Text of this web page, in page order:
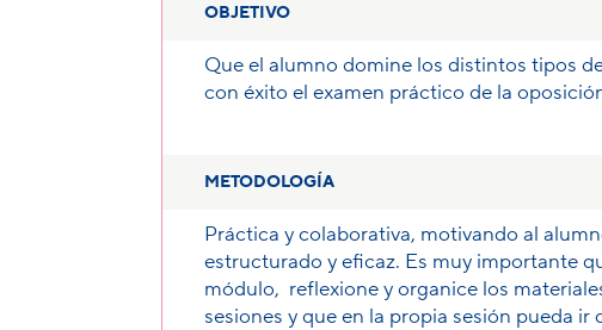
OBJETIVO
Que el alumno domine los distintos tipos
con éxito el examen práctico de la
METODOLOGÍA
Práctica y colaborativa, motivando al
estructurado y eficaz. Es muy importante
módulo, reflexione y organice los
sesiones y que en la propia sesión pueda